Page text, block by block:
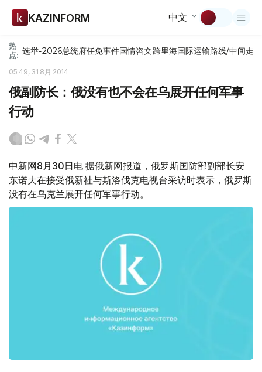
KAZINFORM 中文
热
点: 选举-2026总统府任免事件国情咨文跨里海国际运输路线/中间走廊
05:49, 31 8月 2014
俄副防长：俄没有也不会在乌展开任何军事
行动
中新网8月30日电 据俄新网报道，俄罗斯国防部副部长安
东诺夫在接受俄新社与斯洛伐克电视台采访时表示，俄罗斯
没有在乌克兰展开任何军事行动。